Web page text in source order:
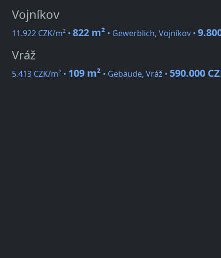
Vojníkov
11.922 CZK/m² • 822 m² • Gewerblich, Vojníkov •
Vráž
5.413 CZK/m² • 109 m² • Gebäude, Vráž • 590.000